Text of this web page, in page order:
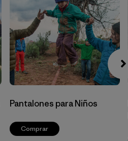
Pantalones para Niños
Comprar